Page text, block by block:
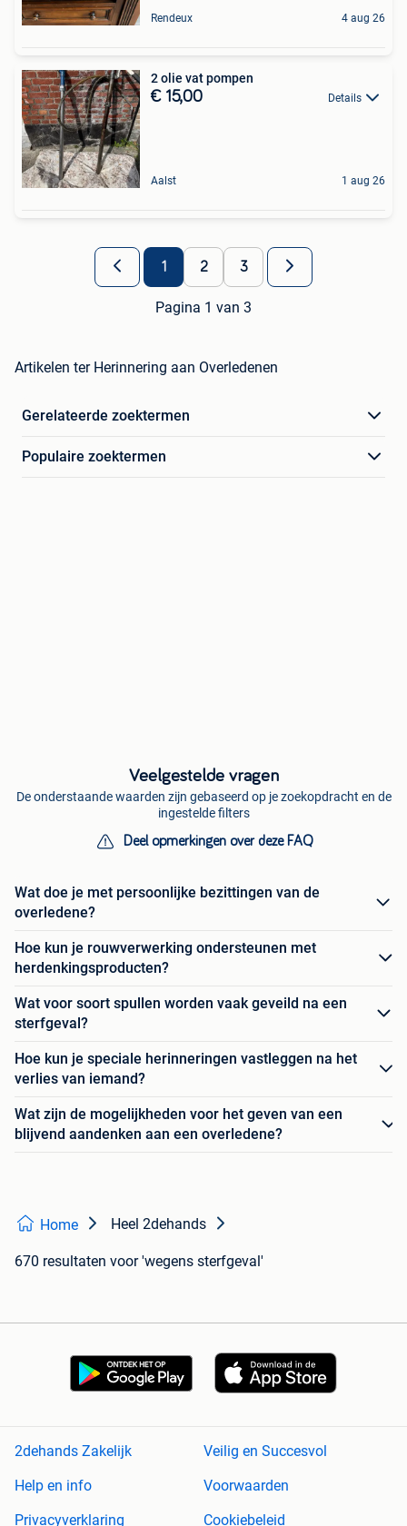
Rendeux 4 aug 26
2 olie vat pompen
€ 15,00 Details
Aalst 1 aug 26
1 2 3
Pagina 1 van 3
Artikelen ter Herinnering aan Overledenen
Gerelateerde zoektermen
Populaire zoektermen
Veelgestelde vragen
De onderstaande waarden zijn gebaseerd op je zoekopdracht en de
ingestelde filters
Deel opmerkingen over deze FAQ
Wat doe je met persoonlijke bezittingen van de
overledene?
Hoe kun je rouwverwerking ondersteunen met
herdenkingsproducten?
Wat voor soort spullen worden vaak geveild na een
sterfgeval?
Hoe kun je speciale herinneringen vastleggen na het
verlies van iemand?
Wat zijn de mogelijkheden voor het geven van een
blijvend aandenken aan een overledene?
Home Heel 2dehands
670 resultaten voor 'wegens sterfgeval'
2dehands Zakelijk
Veilig en Succesvol
Help en info
Voorwaarden
Privacyverklaring
Cookiebeleid